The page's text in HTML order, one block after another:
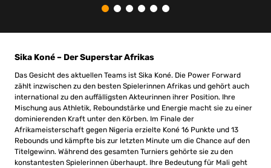
Sika Koné – Der Superstar Afrikas
Das Gesicht des aktuellen Teams ist Sika Koné. Die Power Forward
zählt inzwischen zu den besten Spielerinnen Afrikas und gehört auch
international zu den auffälligsten Akteurinnen ihrer Position. Ihre
Mischung aus Athletik, Reboundstärke und Energie macht sie zu einer
dominierenden Kraft unter den Körben. Im Finale der
Afrikameisterschaft gegen Nigeria erzielte Koné 16 Punkte und 13
Rebounds und kämpfte bis zur letzten Minute um die Chance auf den
Titelgewinn. Während des gesamten Turniers gehörte sie zu den
konstantesten Spielerinnen überhaupt. Ihre Bedeutung für Mali geht